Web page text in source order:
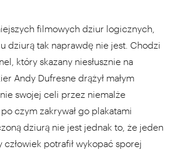
filmowych dziur logicznych,
dziurą tak naprawdę nie jest. Chodzi
który skazany niesłusznie na
Andy Dufresne drążył małym
swojej celi przez niemalże
czym zakrywał go plakatami
dziurą nie jest jednak to, że jeden
potrafił wykopać sporej